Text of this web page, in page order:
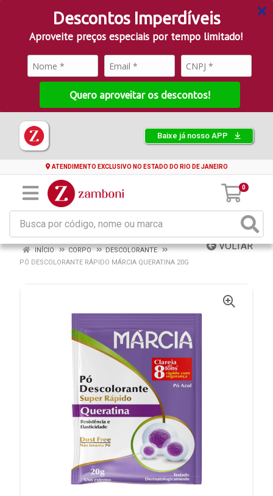
Descontos Imperdíveis
Aproveite preços especiais por tempo limitado!
Quero aproveitar os descontos!
Baixe já nosso APP
ATENDIMENTO EXCLUSIVO NO ESTADO DO RIO DE JANEIRO
0
VOLTAR
INÍCIO CORPO
DESCOLORANTE
PÓ DESCOLORANTE RÁPIDO MÁRCIA QUERATINA 20G